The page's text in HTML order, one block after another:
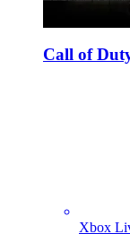
Call of
Xbox